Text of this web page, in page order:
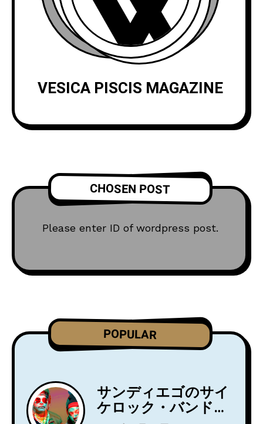
VESICA PISCIS MAGAZINE
CHOSEN POST
Please enter ID of wordpress post.
POPULAR
サンディエゴのサイ
ケロック・バンド